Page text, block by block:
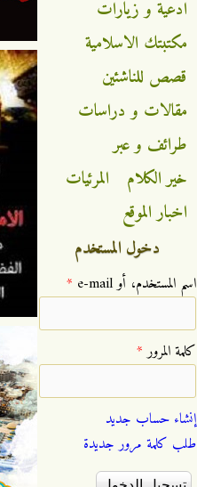
ادعية و زيارات
مكتبتك الاسلامية
قصص للناشئين
مقالات و دراسات
طرائف و عبر
خير الكلام
المرئيات
اخبار الموقع
دخول المستخدم
‏اسم المستخدم، أو e-mail ‏ *
‏كلمة المرور ‏*
إنشاء حساب جديد
طلب كلمة مرور جديدة